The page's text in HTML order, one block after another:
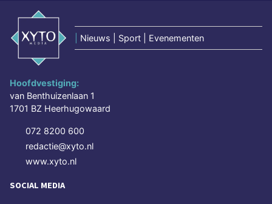
Nieuws | Sport | Evenementen
Hoofdvestiging:
van Benthuizenlaan 1
1701 BZ Heerhugowaard
072 8200 600
redactie@xyto.nl
www.xyto.nl
SOCIAL MEDIA